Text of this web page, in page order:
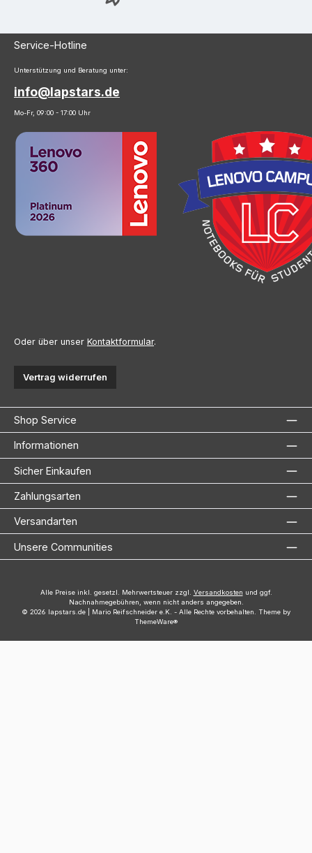
Service-Hotline
Unterstützung und Beratung unter:
info@lapstars.de
Mo-Fr, 09:00 - 17:00 Uhr
Oder über unser Kontaktformular.
Vertrag widerrufen
Shop Service
Informationen
Sicher Einkaufen
Zahlungsarten
Versandarten
Unsere Communities
Alle Preise inkl. gesetzl. Mehrwertsteuer zzgl. Versandkosten und ggf.
Nachnahmegebühren, wenn nicht anders angegeben.
© 2026 lapstars.de | Mario Reifschneider e.K. - Alle Rechte vorbehalten. Theme by
ThemeWare®